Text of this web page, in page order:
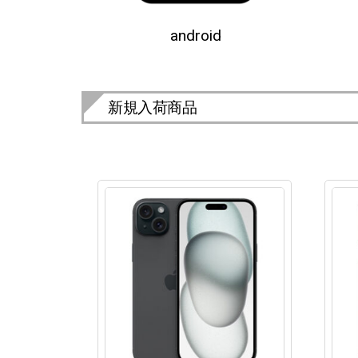
android
新規入荷商品